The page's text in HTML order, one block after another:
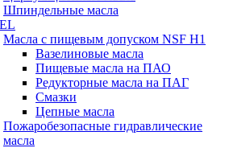
Шпиндельные масла
Масла с пищевым допуском NSF H1
Вазелиновые масла
Пищевые масла на ПАО
Редукторные масла на ПАГ
Смазки
Цепные масла
Пожаробезопасные гидравлические
масла